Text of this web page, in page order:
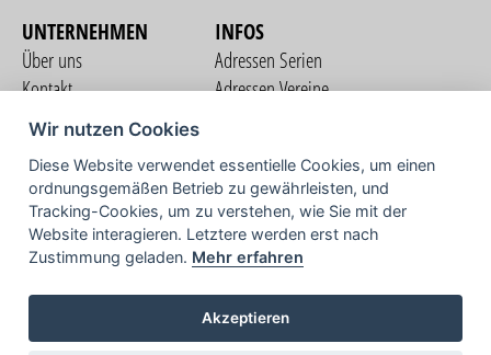
UNTERNEHMEN
Über uns
Kontakt
Nutzungsbedingungen
Datenschutzerklärung
Impressum
INFOS
Adressen Serien
Adressen Vereine
COMMUNITY
TV
Wir nutzen Cookies
Diese Website verwendet essentielle Cookies, um einen
ordnungsgemäßen Betrieb zu gewährleisten, und
Tracking-Cookies, um zu verstehen, wie Sie mit der
Website interagieren. Letztere werden erst nach
Zustimmung geladen. Mehr erfahren
Akzeptieren